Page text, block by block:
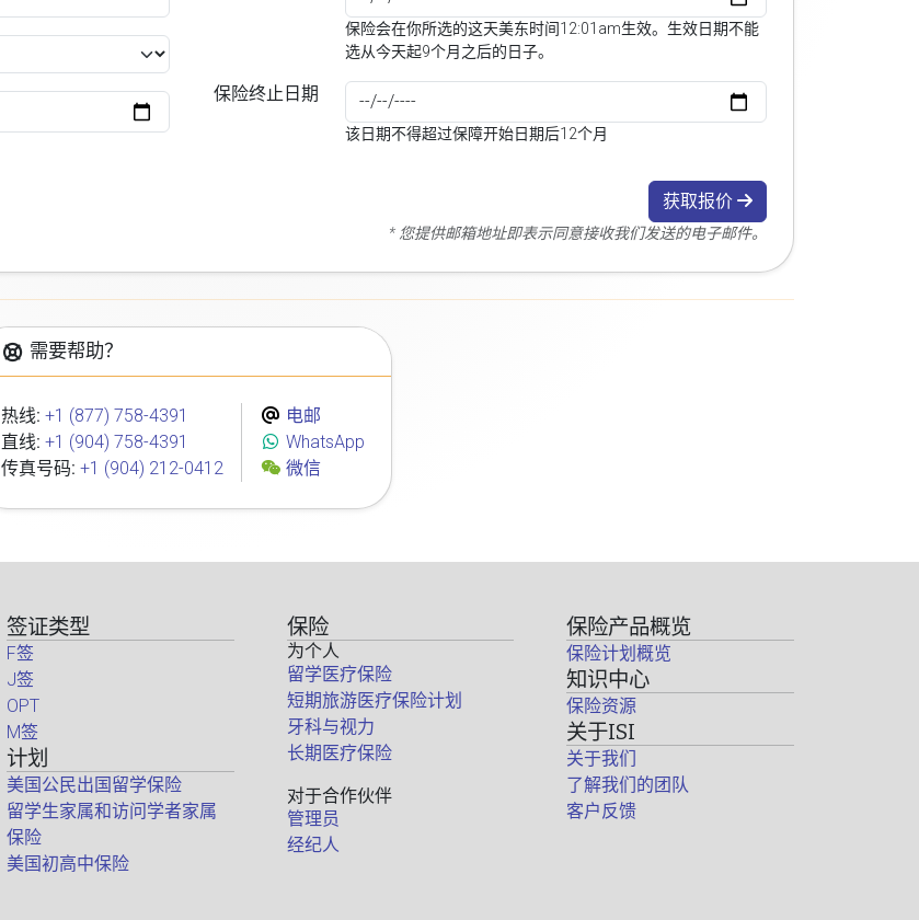
保险会在你所选的这天美东时间12:01am生效。生效日期不能
选从今天起9个月之后的日子。
保险终止日期
该日期不得超过保障开始日期后12个月
获取报价
* 您提供邮箱地址即表示同意接收我们发送的电子邮件。
需要帮助？
热线: +1 (877) 758-4391
直线: +1 (904) 758-4391
传真号码: +1 (904) 212-0412
电邮
WhatsApp
微信
签证类型
F签
J签
OPT
M签
计划
美国公民出国留学保险
留学生家属和访问学者家属
保险
美国初高中保险
保险
为个人
留学医疗保险
短期旅游医疗保险计划
牙科与视力
长期医疗保险
对于合作伙伴
管理员
经纪人
保险产品概览
保险计划概览
知识中心
保险资源
关于ISI
关于我们
了解我们的团队
客户反馈